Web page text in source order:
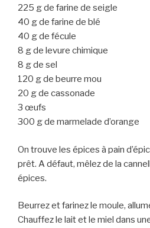
225 g de farine de seigle
40 g de farine de blé
40 g de fécule
8 g de levure chimique
8 g de sel
120 g de beurre mou
20 g de cassonade
3 œufs
300 g de marmelade d’orange
On trouve les épices à pain
prêt. A défaut, mêlez de la
épices.
Beurrez et farinez le moule,
Chauffez le lait et le miel dans